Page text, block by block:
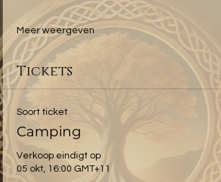
Meer weergeven
Tickets
Soort ticket
Camping
Verkoop eindigt op
05 okt, 16:00 GMT+11